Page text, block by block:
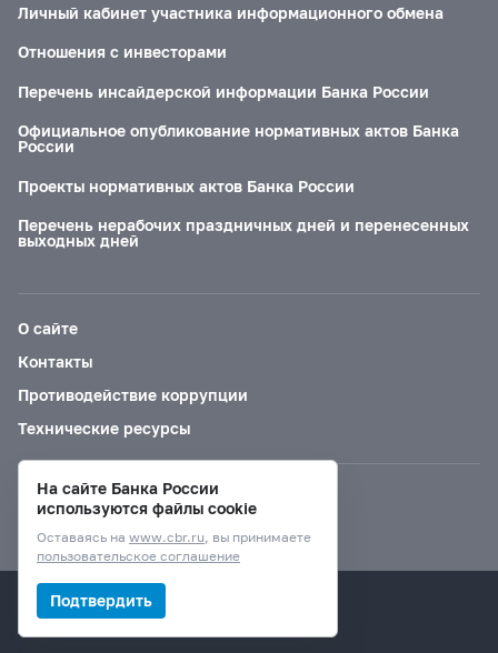
Личный кабинет участника информационного обмена
Отношения с инвесторами
Перечень инсайдерской информации Банка России
Официальное опубликование нормативных актов Банка
России
Проекты нормативных актов Банка России
Перечень нерабочих праздничных дней и перенесенных
выходных дней
О сайте
Контакты
Противодействие коррупции
Технические ресурсы
Версия для слабовидящих
© Банк России, 2000–2026.
На сайте Банка России
используются файлы cookie
Оставаясь на www.cbr.ru, вы принимаете
пользовательское соглашение
Подтвердить